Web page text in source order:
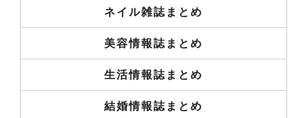
ネイル雑誌まとめ
美容情報誌まとめ
生活情報誌まとめ
結婚情報誌まとめ